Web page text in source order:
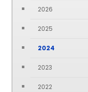
2026
2025
2024
2023
2022